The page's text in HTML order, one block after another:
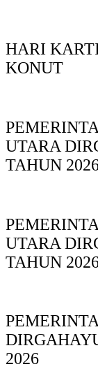
HARI
KONUT
UTARA
TAHUN
UTARA
TAHUN
2026